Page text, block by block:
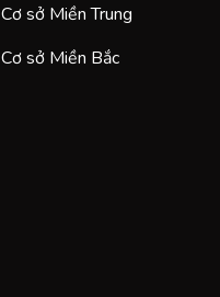
Cơ sở Miền Trung
Cơ sở Miền Bắc